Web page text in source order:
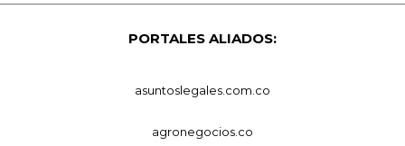
PORTALES ALIADOS:
asuntoslegales.com.co
agronegocios.co